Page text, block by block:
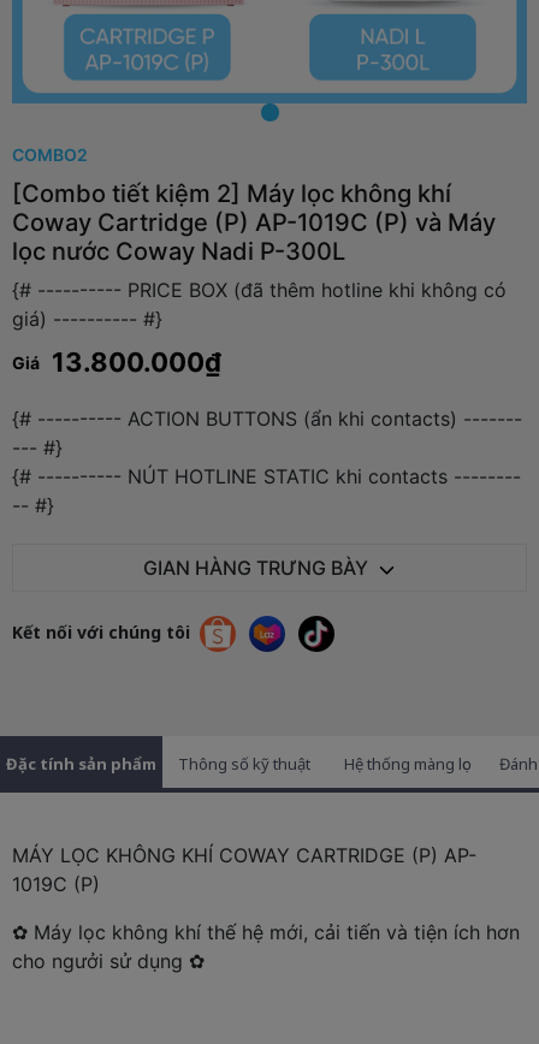
COMBO2
[Combo tiết kiệm 2] Máy lọc không khí
Coway Cartridge (P) AP-1019C (P) và Máy
lọc nước Coway Nadi P-300L
{# ---------- PRICE BOX (đã thêm hotline khi không có
giá) ---------- #}
Giá 13.800.000₫
{# ---------- ACTION BUTTONS (ẩn khi contacts) -------
--- #}
{# ---------- NÚT HOTLINE STATIC khi contacts --------
-- #}
GIAN HÀNG TRƯNG BÀY
Kết nối với chúng tôi
Đặc tính sản phẩm Thông số kỹ thuật Hệ thống màng lọc
MÁY LỌC KHÔNG KHÍ COWAY CARTRIDGE (P) AP-
1019C (P)
✿ Máy lọc không khí thế hệ mới, cải tiến và tiện ích hơn
cho ngưởi sử dụng ✿